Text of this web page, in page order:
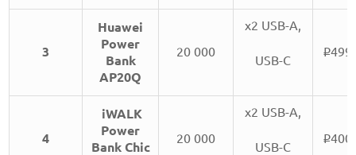
3
Huawei
Power
Bank
AP20Q
20 000
x2 USB-A,
USB-C
i
4
iWALK
Power
Bank Chic
20 000
x2 USB-A,
USB-C
i